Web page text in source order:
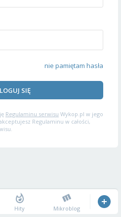
nie pamiętam hasła
SIĘ
Regulaminu serwisu Wykop.pl w jego
Regulaminu w całości,
Hity Mikroblog